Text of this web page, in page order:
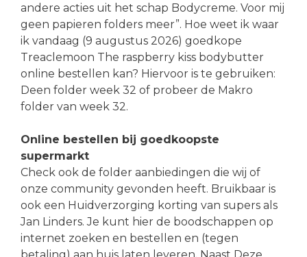
andere acties uit het schap Bodycreme. Voor mij
geen papieren folders meer”. Hoe weet ik waar
ik vandaag (9 augustus 2026) goedkope
Treaclemoon The raspberry kiss bodybutter
online bestellen kan? Hiervoor is te gebruiken:
Deen folder week 32 of probeer de Makro
folder van week 32.
Online bestellen bij goedkoopste
supermarkt
Check ook de folder aanbiedingen die wij of
onze community gevonden heeft. Bruikbaar is
ook een Huidverzorging korting van supers als
Jan Linders. Je kunt hier de boodschappen op
internet zoeken en bestellen en (tegen